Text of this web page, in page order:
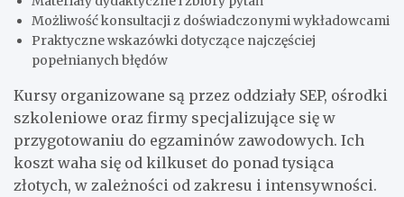
Możliwość konsultacji z doświadczonymi wykładowcami
Praktyczne wskazówki dotyczące najczęściej
popełnianych błędów
Kursy organizowane są przez oddziały SEP, ośrodki
szkoleniowe oraz firmy specjalizujące się w
przygotowaniu do egzaminów zawodowych. Ich
koszt waha się od kilkuset do ponad tysiąca
złotych, w zależności od zakresu i intensywności.